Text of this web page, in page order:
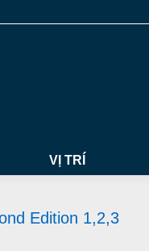
VỊ TRÍ
Edition 1,2,3